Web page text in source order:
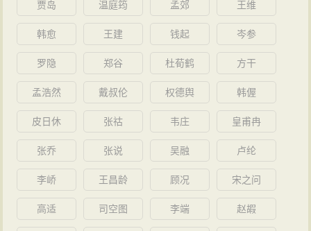
贾岛 温庭筠 孟郊 王维
韩愈 王建 钱起 岑参
罗隐 郑谷 杜荀鹤 方干
孟浩然 戴叔伦 权德舆 韩偓
皮日休 张祜 韦庄 皇甫冉
张乔 张说 吴融 卢纶
李峤 王昌龄 顾况 宋之问
高适 司空图 李端 赵嘏